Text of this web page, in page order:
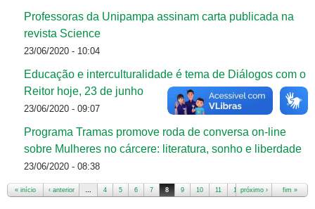
Professoras da Unipampa assinam carta publicada na
revista Science
23/06/2020 - 10:04
Educação e interculturalidade é tema de Diálogos com o
Reitor hoje, 23 de junho
23/06/2020 - 09:07
Programa Tramas promove roda de conversa on-line
sobre Mulheres no cárcere: literatura, sonho e liberdade
23/06/2020 - 08:38
« início ‹ anterior … 4 5 6 7 8 9 10 11 12 …
próximo › fim »